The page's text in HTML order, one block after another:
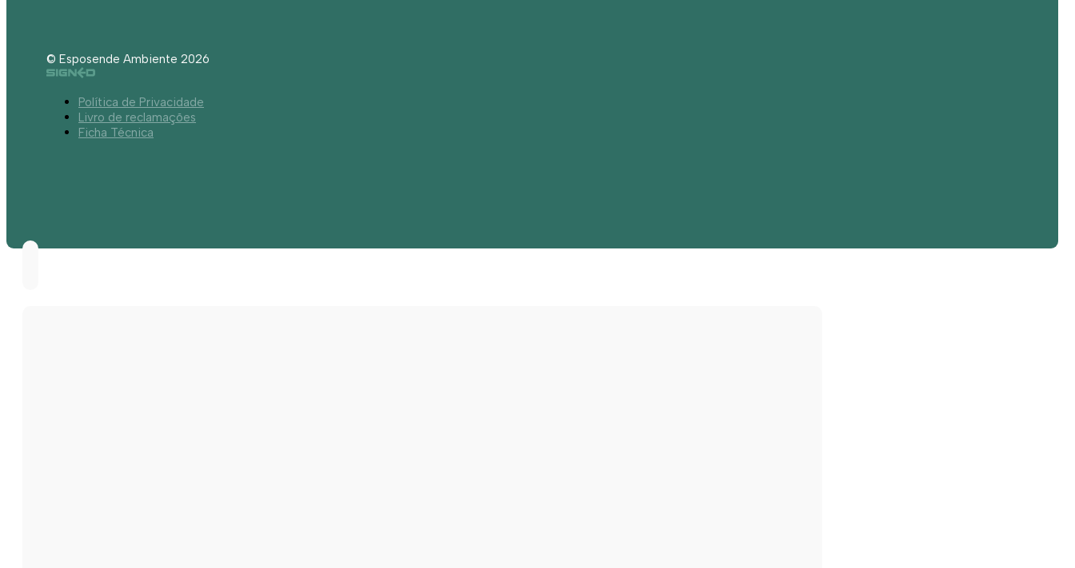
© Esposende Ambiente 2026
Política de Privacidade
Livro de reclamações
Ficha Técnica